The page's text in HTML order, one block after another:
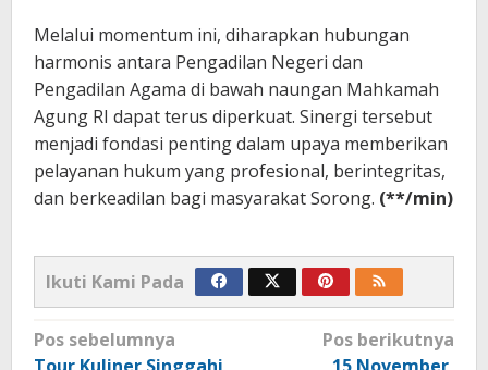
Melalui momentum ini, diharapkan hubungan
harmonis antara Pengadilan Negeri dan
Pengadilan Agama di bawah naungan Mahkamah
Agung RI dapat terus diperkuat. Sinergi tersebut
menjadi fondasi penting dalam upaya memberikan
pelayanan hukum yang profesional, berintegritas,
dan berkeadilan bagi masyarakat Sorong. (**/min)
Ikuti Kami Pada
Navigasi
pos
Pos sebelumnya
Pos berikutnya